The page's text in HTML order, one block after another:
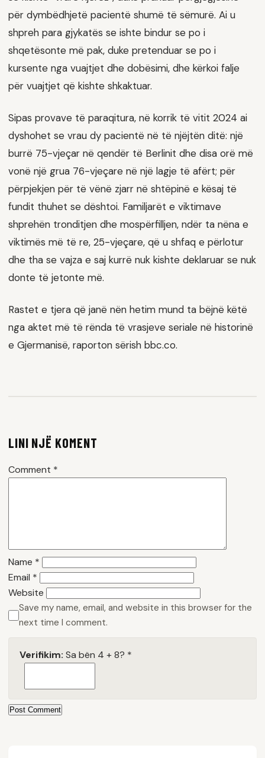
për dymbëdhjetë pacientë shumë të sëmurë. Ai u
shpreh para gjykatës se ishte bindur se po i
shqetësonte më pak, duke pretenduar se po i
kursente nga vuajtjet dhe dobësimi, dhe kërkoi falje
për vuajtjet që kishte shkaktuar.
Sipas provave të paraqitura, në korrik të vitit 2024 ai
dyshohet se vrau dy pacientë në të njëjtën ditë: një
burrë 75-vjeçar në qendër të Berlinit dhe disa orë më
vonë një grua 76-vjeçare në një lagje të afërt; për
përpjekjen për të vënë zjarr në shtëpinë e kësaj të
fundit thuhet se dështoi. Familjarët e viktimave
shprehën tronditjen dhe mospërfilljen, ndër ta nëna e
viktimës më të re, 25-vjeçare, që u shfaq e përlotur
dhe tha se vajza e saj kurrë nuk kishte deklaruar se nuk
donte të jetonte më.
Rastet e tjera që janë nën hetim mund ta bëjnë këtë
nga aktet më të rënda të vrasjeve seriale në historinë
e Gjermanisë, raporton sërish bbc.co.
LINI NJË KOMENT
Comment *
Name *
Email *
Website
Save my name, email, and website in this browser for the
next time I comment.
Verifikim: Sa bën 4 + 8? *
Post Comment